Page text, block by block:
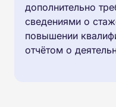
дополнительно
сведениями о
повышении
отчётом о